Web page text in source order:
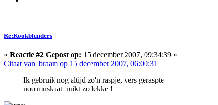
Re:Kookblunders
« Reactie #2 Gepost op: 15 december 2007, 09:34:39 »
Citaat van: braam op 15 december 2007, 06:00:31
Ik gebruik nog altijd zo'n raspje, vers geraspte
nootmuskaat ruikt zo lekker!